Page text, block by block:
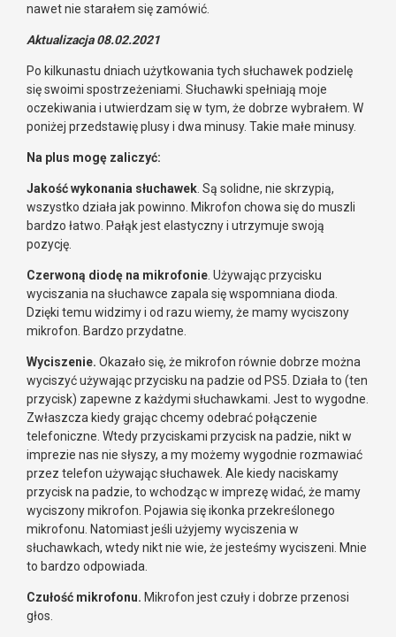
nawet nie starałem się zamówić.
Aktualizacja 08.02.2021
Po kilkunastu dniach użytkowania tych słuchawek podzielę
się swoimi spostrzeżeniami. Słuchawki spełniają moje
oczekiwania i utwierdzam się w tym, że dobrze wybrałem. W
poniżej przedstawię plusy i dwa minusy. Takie małe minusy.
Na plus mogę zaliczyć:
Jakość wykonania słuchawek . Są solidne, nie skrzypią,
wszystko działa jak powinno. Mikrofon chowa się do muszli
bardzo łatwo. Pałąk jest elastyczny i utrzymuje swoją
pozycję.
Czerwoną diodę na mikrofonie . Używając przycisku
wyciszania na słuchawce zapala się wspomniana dioda.
Dzięki temu widzimy i od razu wiemy, że mamy wyciszony
mikrofon. Bardzo przydatne.
Wyciszenie. Okazało się, że mikrofon równie dobrze można
wyciszyć używając przycisku na padzie od PS5. Działa to (ten
przycisk) zapewne z każdymi słuchawkami. Jest to wygodne.
Zwłaszcza kiedy grając chcemy odebrać połączenie
telefoniczne. Wtedy przyciskami przycisk na padzie, nikt w
imprezie nas nie słyszy, a my możemy wygodnie rozmawiać
przez telefon używając słuchawek. Ale kiedy naciskamy
przycisk na padzie, to wchodząc w imprezę widać, że mamy
wyciszony mikrofon. Pojawia się ikonka przekreślonego
mikrofonu. Natomiast jeśli użyjemy wyciszenia w
słuchawkach, wtedy nikt nie wie, że jesteśmy wyciszeni. Mnie
to bardzo odpowiada.
Czułość mikrofonu. Mikrofon jest czuły i dobrze przenosi
głos.